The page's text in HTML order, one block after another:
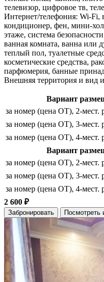
телевизор, цифровое тв,
Интернет/телефония: Wi-Fi,
кондиционер, фен, мини-
этаже, система
ванная комната, ванна или
теплый пол, туалетные
косметические средства,
парфюмерия, банные
Внешняя территория и вид
Вариант
за номер (цена ОТ), 2-мест.
за номер (цена ОТ), 3-мест.
за номер (цена ОТ), 4-мест.
Вариант
за номер (цена ОТ), 2-мест.
за номер (цена ОТ), 3-мест.
за номер (цена ОТ), 4-мест.
2 600 ₽
Забронировать Посмотреть